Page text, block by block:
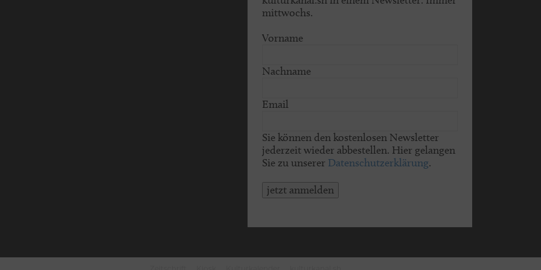
mittwochs.
Vorname
Nachname
Email
Sie können den kostenlosen Newsletter
jederzeit wieder abbestellen. Hier gelangen
Sie zu unserer Datenschutzerklärung.
jetzt anmelden